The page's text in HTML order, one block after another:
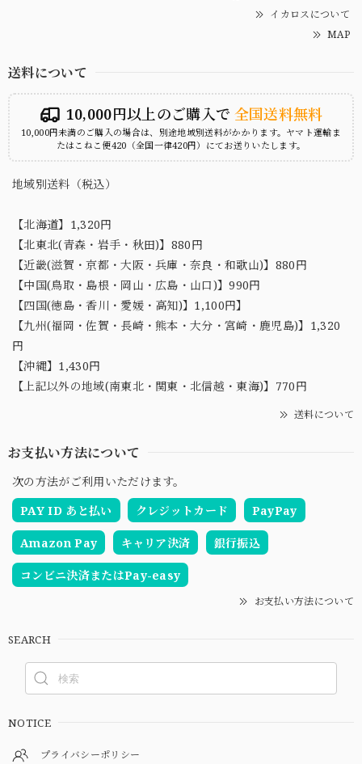
イカロスについて
MAP
送料について
10,000円以上のご購入で 全国送料無料
10,000円未満のご購入の場合は、別途地域別送料がかかります。ヤマト運輸ま
たはこねこ便420（全国一律420円）にてお送りいたします。
地域別送料（税込）
【北海道】1,320円
【北東北(青森・岩手・秋田)】880円
【近畿(滋賀・京都・大阪・兵庫・奈良・和歌山)】880円
【中国(鳥取・島根・岡山・広島・山口)】990円
【四国(徳島・香川・愛媛・高知)】1,100円】
【九州(福岡・佐賀・長崎・熊本・大分・宮崎・鹿児島)】1,320
円
【沖縄】1,430円
【上記以外の地域(南東北・関東・北信越・東海)】770円
送料について
お支払い方法について
次の方法がご利用いただけます。
PAY ID あと払い
クレジットカード PayPay
Amazon Pay キャリア決済 銀行振込
コンビニ決済またはPay-easy
お支払い方法について
SEARCH
NOTICE
プライバシーポリシー